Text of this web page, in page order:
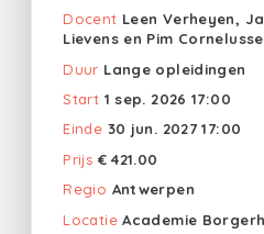
Docent Leen Verheyen,
Lievens en Pim
Duur Lange opleidingen
Start 1 sep. 2026 17:00
Einde 30 jun. 2027 17:00
Prijs € 421.00
Regio Antwerpen
Locatie Academie